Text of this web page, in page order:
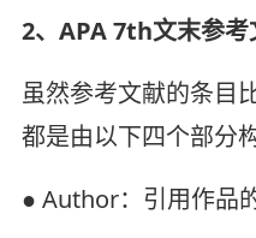
2、APA 7th文末参考
虽然参考文献的条目
都是由以下四个部分构
● Author：引用作品